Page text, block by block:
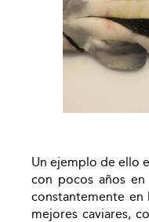
Un ejemplo de ello
con pocos años
constantemente en
mejores caviares,